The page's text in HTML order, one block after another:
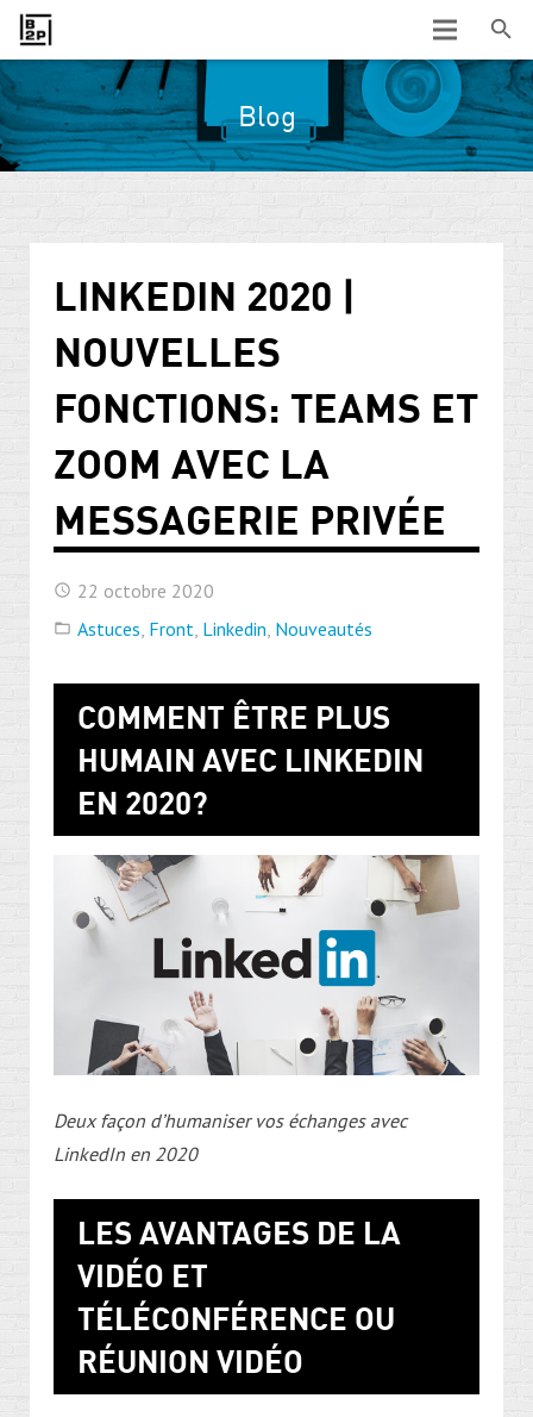
Blog
LINKEDIN 2020 |
NOUVELLES
FONCTIONS: TEAMS ET
ZOOM AVEC LA
MESSAGERIE PRIVÉE
22 octobre 2020
Astuces, Front, Linkedin, Nouveautés
COMMENT ÊTRE PLUS
HUMAIN AVEC LINKEDIN
EN 2020?
Deux façon d’humaniser vos échanges avec
LinkedIn en 2020
LES AVANTAGES DE LA
VIDÉO ET
TÉLÉCONFÉRENCE OU
RÉUNION VIDÉO